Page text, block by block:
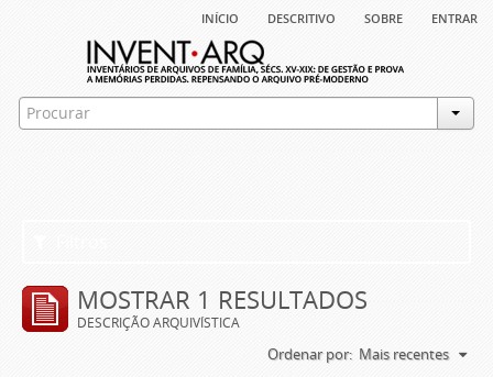
início descritivo sobre entrar
MOSTRAR 1 RESULTADOS
DESCRIÇÃO ARQUIVÍSTICA
Ordenar por: Mais recentes